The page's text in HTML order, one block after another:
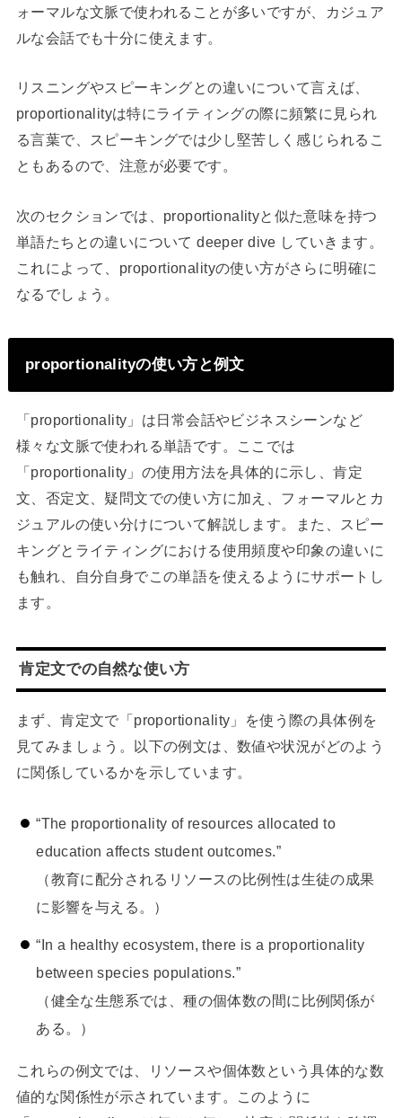
ォーマルな文脈で使われることが多いですが、カジュア
ルな会話でも十分に使えます。
リスニングやスピーキングとの違いについて言えば、
proportionalityは特にライティングの際に頻繁に見られ
る言葉で、スピーキングでは少し堅苦しく感じられるこ
ともあるので、注意が必要です。
次のセクションでは、proportionalityと似た意味を持つ
単語たちとの違いについて deeper dive していきます。
これによって、proportionalityの使い方がさらに明確に
なるでしょう。
proportionalityの使い方と例文
「proportionality」は日常会話やビジネスシーンなど
様々な文脈で使われる単語です。ここでは
「proportionality」の使用方法を具体的に示し、肯定
文、否定文、疑問文での使い方に加え、フォーマルとカ
ジュアルの使い分けについて解説します。また、スピー
キングとライティングにおける使用頻度や印象の違いに
も触れ、自分自身でこの単語を使えるようにサポートし
ます。
肯定文での自然な使い方
まず、肯定文で「proportionality」を使う際の具体例を
見てみましょう。以下の例文は、数値や状況がどのよう
に関係しているかを示しています。
“The proportionality of resources allocated to
education affects student outcomes.”
（教育に配分されるリソースの比例性は生徒の成果
に影響を与える。）
“In a healthy ecosystem, there is a proportionality
between species populations.”
（健全な生態系では、種の個体数の間に比例関係が
ある。）
これらの例文では、リソースや個体数という具体的な数
値的な関係性が示されています。このように